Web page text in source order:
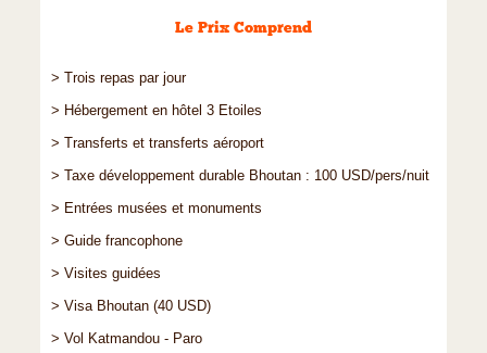
Le Prix Comprend
> Trois repas par jour
> Hébergement en hôtel 3 Etoiles
> Transferts et transferts aéroport
> Taxe développement durable Bhoutan : 100 USD/pers/nuit
> Entrées musées et monuments
> Guide francophone
> Visites guidées
> Visa Bhoutan (40 USD)
> Vol Katmandou - Paro